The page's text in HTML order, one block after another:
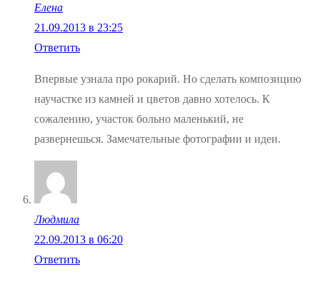
Елена
21.09.2013 в 23:25
Ответить
Впервые узнала про рокарий. Но сделать композицию
научастке из камней и цветов давно хотелось. К
сожалению, участок больно маленький, не
развернешься. Замечательные фотографии и идеи.
Людмила
22.09.2013 в 06:20
Ответить